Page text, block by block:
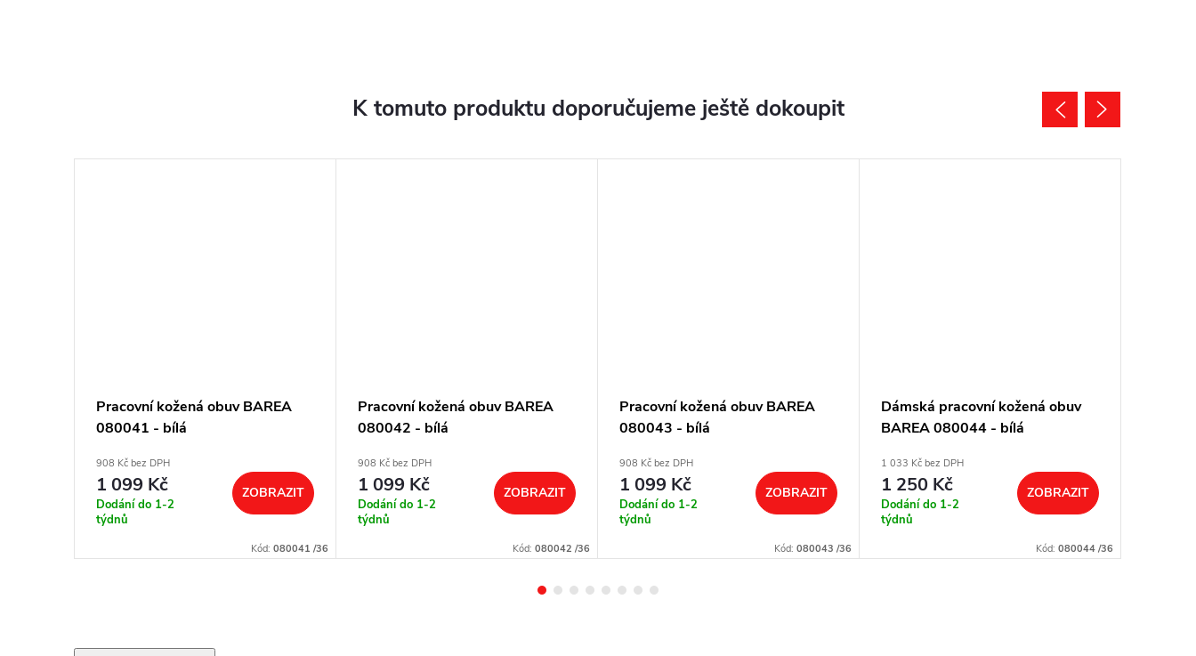
K tomuto produktu doporučujeme ještě dokoupit
Pracovní kožená obuv BAREA
080041 - bílá
908 Kč bez DPH
1 099 Kč
Dodání do 1-2
týdnů
ZOBRAZIT
Kód: 080041 /36
Pracovní kožená obuv BAREA
080042 - bílá
908 Kč bez DPH
1 099 Kč
Dodání do 1-2
týdnů
ZOBRAZIT
Kód: 080042 /36
Pracovní kožená obuv BAREA
080043 - bílá
908 Kč bez DPH
1 099 Kč
Dodání do 1-2
týdnů
ZOBRAZIT
Kód: 080043 /36
Dámská pracovní kožená obuv
BAREA 080044 - bílá
1 033 Kč bez DPH
1 250 Kč
Dodání do 1-2
týdnů
ZOBRAZIT
Kód: 080044 /36